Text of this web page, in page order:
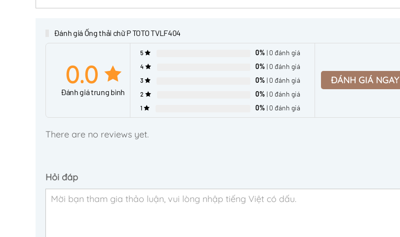
Đánh giá Ống thải chữ P TOTO TVLF404
0.0
Đánh giá trung bình
5 0% | 0 đánh giá
4 0% | 0 đánh giá
3 0% | 0 đánh giá
2 0% | 0 đánh giá
1 0% | 0 đánh giá
ĐÁNH GIÁ NGAY
There are no reviews yet.
Hỏi đáp